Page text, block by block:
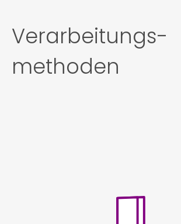
Verarbeitungs-
methoden